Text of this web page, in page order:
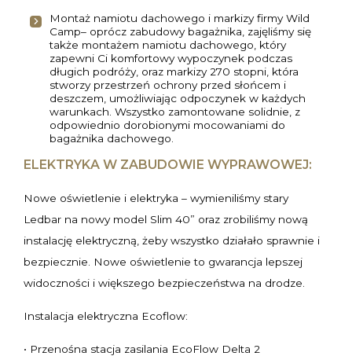
Montaż namiotu dachowego i markizy firmy Wild
Camp– oprócz zabudowy bagażnika, zajęliśmy się
także montażem namiotu dachowego, który
zapewni Ci komfortowy wypoczynek podczas
długich podróży, oraz markizy 270 stopni, która
stworzy przestrzeń ochrony przed słońcem i
deszczem, umożliwiając odpoczynek w każdych
warunkach. Wszystko zamontowane solidnie, z
odpowiednio dorobionymi mocowaniami do
bagażnika dachowego.
ELEKTRYKA W ZABUDOWIE WYPRAWOWEJ:
Nowe oświetlenie i elektryka – wymieniliśmy stary
Ledbar na nowy model Slim 40” oraz zrobiliśmy nową
instalację elektryczną, żeby wszystko działało sprawnie i
bezpiecznie. Nowe oświetlenie to gwarancja lepszej
widoczności i większego bezpieczeństwa na drodze.
Instalacja elektryczna Ecoflow:
• Przenośna stacja zasilania EcoFlow Delta 2